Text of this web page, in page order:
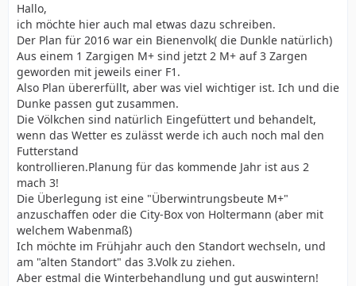
Hallo,
ich möchte hier auch mal etwas dazu schreiben.
Der Plan für 2016 war ein Bienenvolk( die Dunkle natürlich)
Aus einem 1 Zargigen M+ sind jetzt 2 M+ auf 3 Zargen
geworden mit jeweils einer F1.
Also Plan übererfüllt, aber was viel wichtiger ist. Ich und die
Dunke passen gut zusammen.
Die Völkchen sind natürlich Eingefüttert und behandelt,
wenn das Wetter es zulässt werde ich auch noch mal den
Futterstand
kontrollieren.Planung für das kommende Jahr ist aus 2
mach 3!
Die Überlegung ist eine "Überwintrungsbeute M+"
anzuschaffen oder die City-Box von Holtermann (aber mit
welchem Wabenmaß)
Ich möchte im Frühjahr auch den Standort wechseln, und
am "alten Standort" das 3.Volk zu ziehen.
Aber estmal die Winterbehandlung und gut auswintern!